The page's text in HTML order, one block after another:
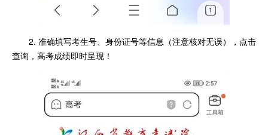
2. 准确填写考生号、身份证号等信息（注意核对无误），点击
查询，高考成绩即时呈现！